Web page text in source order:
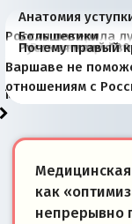
Анатомия
Россия потеряла
рыбопромысловые
районы Баренцева
моря
Большевики
отличаются от
тем, что они -
победители
Киевская
Запада
«переобувании»
В России назрели
перемены: 15
суверенной
Миграционный
Европы
Россия начинает
сбрасывать
Анкориджа
Россия зимой
года: первые
внутренней
Русская нация
сегодня
Почему правый
Варшаве не
отношениям с
как
непрерывно